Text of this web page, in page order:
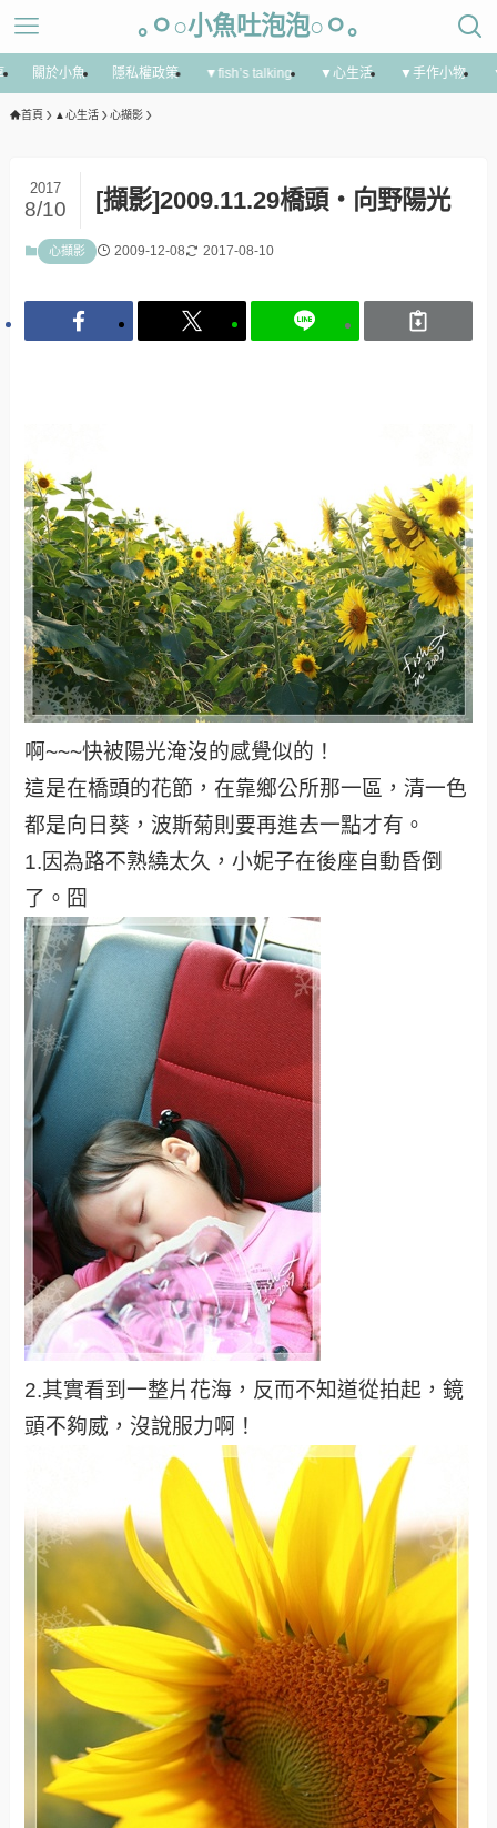
｡ㅇ○小魚吐泡泡○ㅇ｡
關於小魚 隱私權政策 ▼fish’s talking ▼心生活 ▼手作小物
首頁 ▲心生活 心擷影
[擷影]2009.11.29橋頭‧向野陽光
2017
8/10
心擷影 2009-12-08 2017-08-10
啊~~~快被陽光淹沒的感覺似的！
這是在橋頭的花節，在靠鄉公所那一區，清一色
都是向日葵，波斯菊則要再進去一點才有。
1.因為路不熟繞太久，小妮子在後座自動昏倒
了。囧
2.其實看到一整片花海，反而不知道從拍起，鏡
頭不夠威，沒說服力啊！